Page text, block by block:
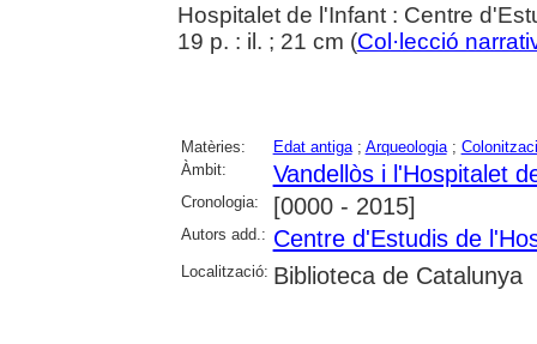
Hospitalet de l'Infant : Centre
19 p. : il. ; 21 cm (Col·lecció
Matèries: Edat antiga; Arqueologia;
Àmbit:
Vandellòs i l'Hospitalet
Cronologia: [0000 - 2015]
Autors add.: Centre d'Estudis de
Localització: Biblioteca de Catalunya